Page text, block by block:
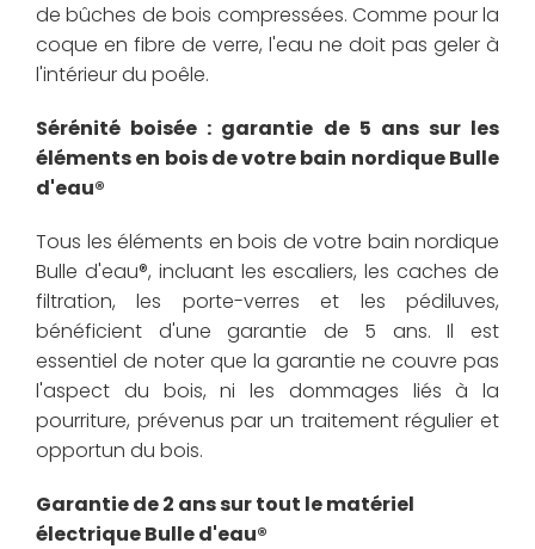
de bûches de bois compressées. Comme pour la
coque en fibre de verre, l'eau ne doit pas geler à
l'intérieur du poêle.
Sérénité boisée : garantie de 5 ans sur les
éléments en bois de votre bain nordique Bulle
d'eau®
Tous les éléments en bois de votre bain nordique
Bulle d'eau®, incluant les escaliers, les caches de
filtration, les porte-verres et les pédiluves,
bénéficient d'une garantie de 5 ans. Il est
essentiel de noter que la garantie ne couvre pas
l'aspect du bois, ni les dommages liés à la
pourriture, prévenus par un traitement régulier et
opportun du bois.
Garantie de 2 ans sur tout le matériel
électrique Bulle d'eau®